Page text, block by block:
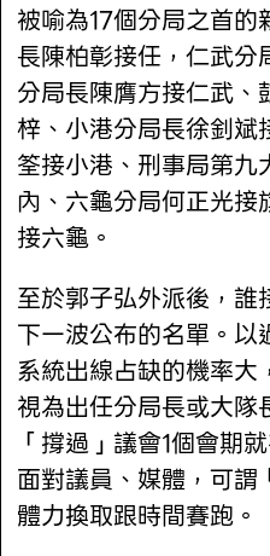
被喻為17個分局之首
長陳柏彰接任，仁武
分局長陳膺方接仁武
梓、小港分局長徐釗
筌接小港、刑事局第
內、六龜分局何正光
接六龜。
至於郭子弘外派後，
下一波公布的名單。
系統出線占缺的機率
視為出任分局長或大
「撐過」議會1個會期
面對議員、媒體，可謂
體力換取跟時間賽跑。